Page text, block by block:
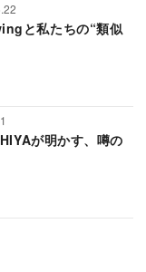
と私たちの“類似
が明かす、噂の